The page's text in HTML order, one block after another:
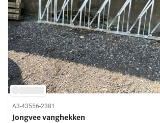
A3-43556-2381
Jongvee vanghekken